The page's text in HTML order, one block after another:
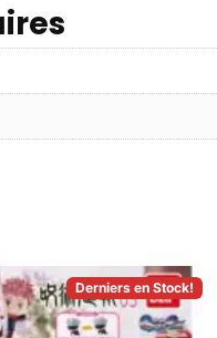
Derniers en Stock!